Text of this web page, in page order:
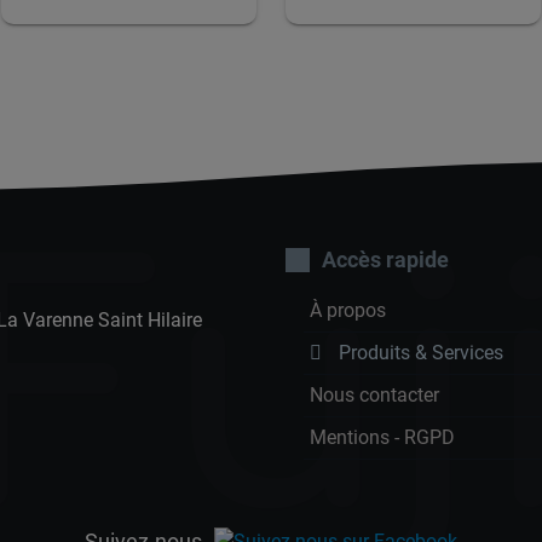
Varenne Saint Hilaire
Accès rapide
À propos
Produits & Services
Nous contacter
Mentions - RGPD